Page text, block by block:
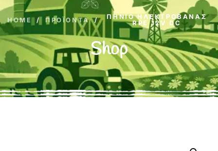
HOME / ΠΡΟΪΌΝΤΑ /
ΠΗΝΊΟ ΗΛΕΚΤΡΟΒΆΝΑΣ
RPE 12V DC
Shop